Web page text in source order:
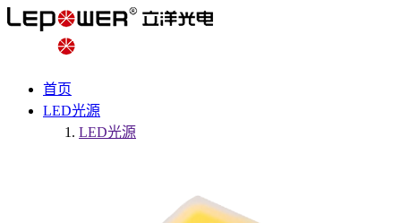
首页
LED光源
LED光源